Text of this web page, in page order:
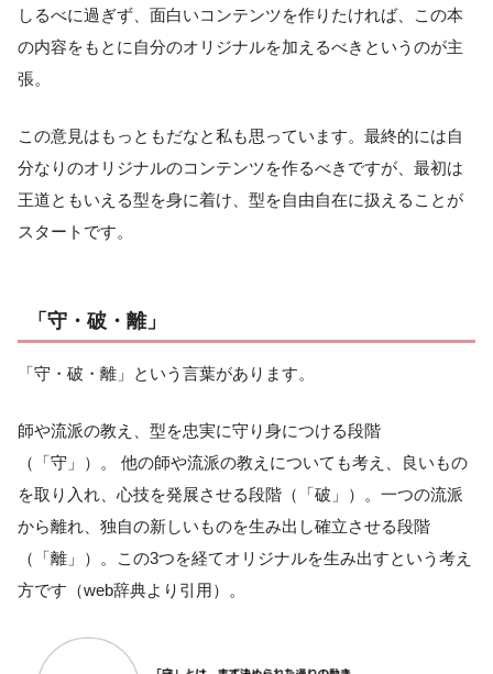
しるべに過ぎず、面白いコンテンツを作りたければ、この本
の内容をもとに自分のオリジナルを加えるべきというのが主
張。
この意見はもっともだなと私も思っています。最終的には自
分なりのオリジナルのコンテンツを作るべきですが、最初は
王道ともいえる型を身に着け、型を自由自在に扱えることが
スタートです。
「守・破・離」
「守・破・離」という言葉があります。
師や流派の教え、型を忠実に守り身につける段階
（「守」）。 他の師や流派の教えについても考え、良いもの
を取り入れ、心技を発展させる段階（「破」）。一つの流派
から離れ、独自の新しいものを生み出し確立させる段階
（「離」）。この3つを経てオリジナルを生み出すという考え
方です（web辞典より引用）。